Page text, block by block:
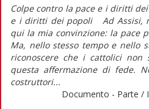
Colpe contro la pace e i diritti
e i diritti dei popoli Ad Assisi,
qui la mia convinzione: la pace
Ma, nello stesso tempo e nello
riconoscere che i cattolici
questa affermazione di fede.
costruttori...
Documento - Parte /